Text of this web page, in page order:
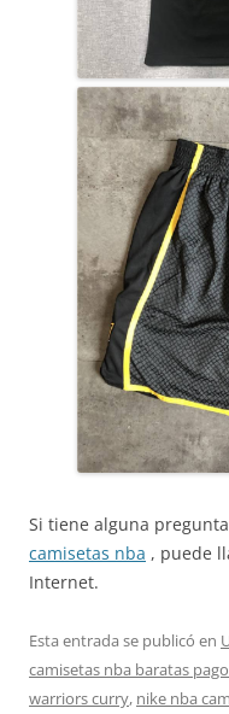
Si tiene alguna
camisetas nba , puede
Internet.
Esta entrada se publicó en
camisetas nba baratas
warriors curry, nike nba